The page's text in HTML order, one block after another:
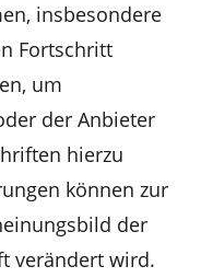
insbesondere
Fortschritt
um
der Anbieter
hierzu
können zur
der
verändert wird.